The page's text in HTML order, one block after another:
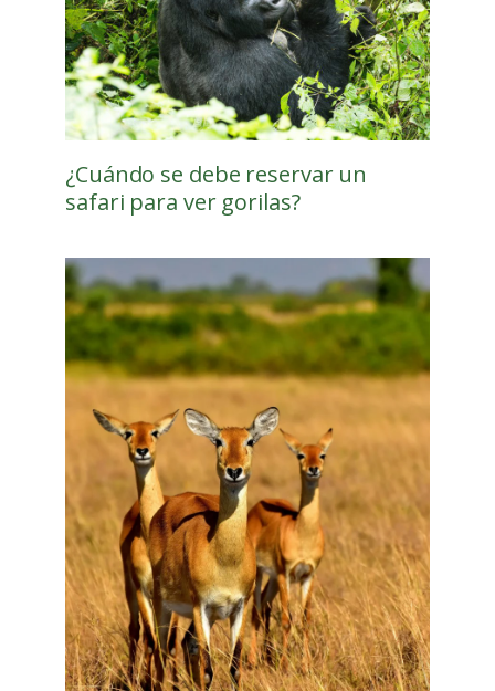
¿Cuándo se debe reservar un
safari para ver gorilas?